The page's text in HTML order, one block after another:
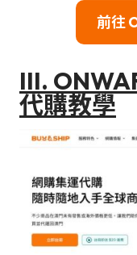
前往
III.
代購教學